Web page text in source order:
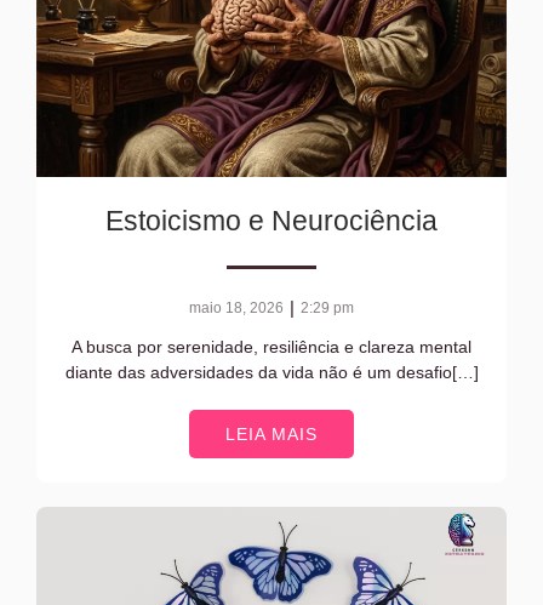
Estoicismo e Neurociência
maio 18, 2026 | 2:29 pm
A busca por serenidade, resiliência e clareza mental
diante das adversidades da vida não é um desafio[…]
LEIA MAIS